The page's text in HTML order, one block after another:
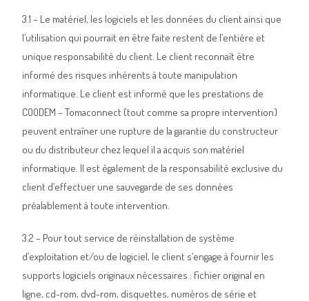
3.1 – Le matériel, les logiciels et les données du client ainsi que
l’utilisation qui pourrait en être faite restent de l’entière et
unique responsabilité du client. Le client reconnaît être
informé des risques inhérents à toute manipulation
informatique. Le client est informé que les prestations de
COODEM – Tomaconnect (tout comme sa propre intervention)
peuvent entraîner une rupture de la garantie du constructeur
ou du distributeur chez lequel il a acquis son matériel
informatique. Il est également de la responsabilité exclusive du
client d’effectuer une sauvegarde de ses données
préalablement à toute intervention.
3.2 – Pour tout service de réinstallation de système
d’exploitation et/ou de logiciel, le client s’engage à fournir les
supports logiciels originaux nécessaires : fichier original en
ligne, cd-rom, dvd-rom, disquettes, numéros de série et